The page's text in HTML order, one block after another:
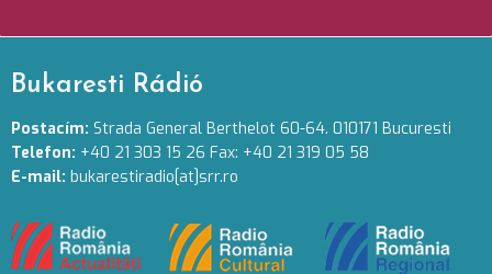
Bukaresti Rádió
Postacím: Strada General Berthelot 60-64. 010171 Bucuresti
Telefon: +40 21 303 15 26 Fax: +40 21 319 05 58
E-mail: bukarestiradio[at]srr.ro